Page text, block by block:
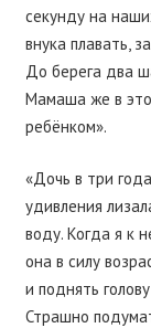
секунду на
внука плавать,
До берега два
Мамаша же в это
ребёнком».
«Дочь в три
удивления
воду. Когда я к
она в силу
и поднять
Страшно